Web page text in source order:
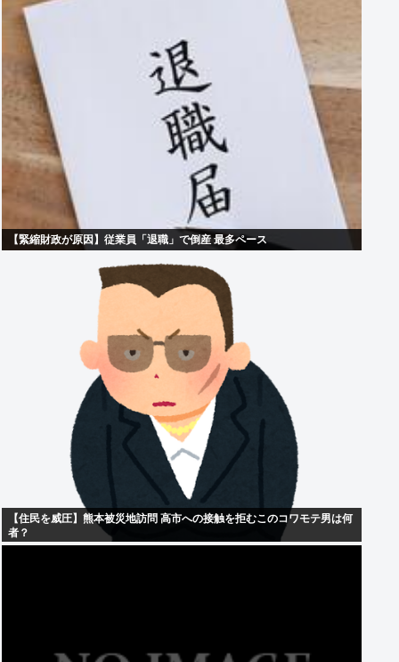
【緊縮財政が原因】従業員「退職」で倒産 最多ペース
【住民を威圧】熊本被災地訪問 高市への接触を拒むこのコワモテ男は何
者？